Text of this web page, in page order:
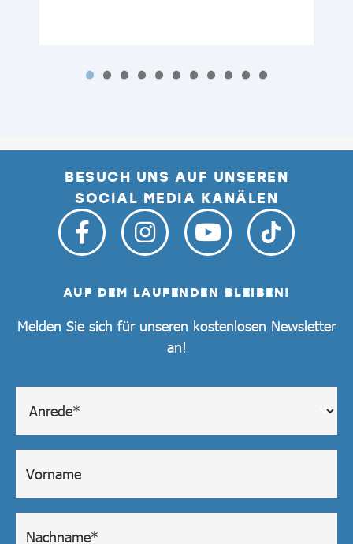
BESUCH UNS AUF UNSEREN
SOCIAL MEDIA KANÄLEN
AUF DEM LAUFENDEN BLEIBEN!
Melden Sie sich für unseren kostenlosen Newsletter
an!